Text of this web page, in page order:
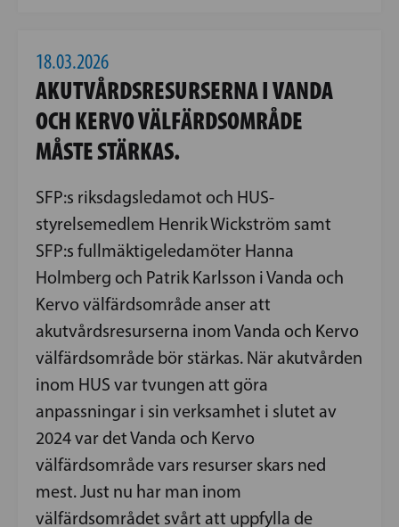
18.03.2026
AKUTVÅRDSRESURSERNA I VANDA
OCH KERVO VÄLFÄRDSOMRÅDE
MÅSTE STÄRKAS.
SFP:s riksdagsledamot och HUS-
styrelsemedlem Henrik Wickström samt
SFP:s fullmäktigeledamöter Hanna
Holmberg och Patrik Karlsson i Vanda och
Kervo välfärdsområde anser att
akutvårdsresurserna inom Vanda och Kervo
välfärdsområde bör stärkas. När akutvården
inom HUS var tvungen att göra
anpassningar i sin verksamhet i slutet av
2024 var det Vanda och Kervo
välfärdsområde vars resurser skars ned
mest. Just nu har man inom
välfärdsområdet svårt att uppfylla de